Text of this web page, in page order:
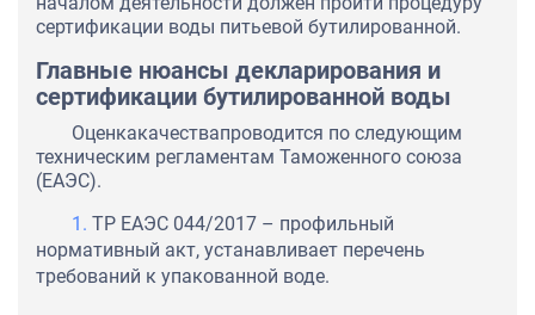
сертификации воды питьевой бутилированной.
Главные нюансы декларирования и
сертификации бутилированной воды
Оценкакачествапроводится по следующим
техническим регламентам Таможенного союза
(ЕАЭС).
ТР ЕАЭС 044/2017 – профильный
нормативный акт, устанавливает перечень
требований к упакованной воде.